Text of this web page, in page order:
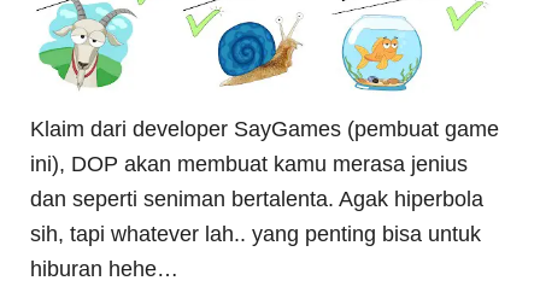
Klaim dari developer SayGames (pembuat game
ini), DOP akan membuat kamu merasa jenius
dan seperti seniman bertalenta. Agak hiperbola
sih, tapi whatever lah.. yang penting bisa untuk
hiburan hehe…